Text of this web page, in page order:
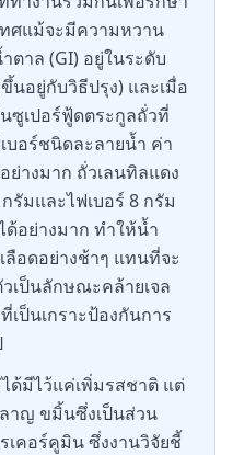
ศแม้จะมีความหวาน
าล (GI) อยู่ในระดับ
นอยู่กับวิธีปรุง) และเมื่อ
ซูเปอร์ฟู้ดตระกูลถั่วที่
บอร์ชนิดละลายน้ำ ค่า
างมาก ถั่วเลนทิลแดง
มและไฟเบอร์ 8 กรัม
อย่างมาก ทำให้น้ำ
ลือดอย่างช้าๆ แทนที่จะ
เป็นลักษณะคล้ายเจล
ป็นเกราะป้องกันการ
ด้มีไว้แค่เพิ่มรสชาติ แต่
ลาญ ขมิ้นซึ่งเป็นส่วน
คอร์คูมิน ซึ่งงานวิจัยชี้